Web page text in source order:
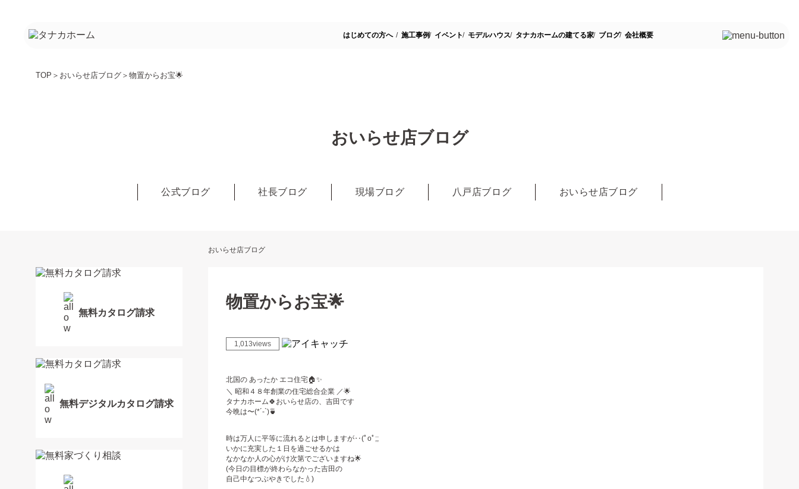
はじめての方へ 施工事例 イベント モデルハウス タナカホームの建てる家 ブログ 会社概要
TOP ＞ おいらせ店ブログ ＞ 物置からお宝🌟
おいらせ店ブログ
公式ブログ 社長ブログ 現場ブログ 八戸店ブログ おいらせ店ブログ
おいらせ店ブログ
無料カタログ請求
無料デジタルカタログ請求
物置からお宝🌟
1,013views
北国の あったか エコ住宅🏠✨
＼ 昭和４８年創業の住宅総合企業 ／🌟
タナカホーム🍀おいらせ店の、吉田です
今晩は〜(*´-`)🍵
時は万人に平等に流れるとは申しますが‥(ﾟoﾟ;;
いかに充実した１日を過ごせるかは
なかなか人の心がけ次第でございますね🌟
(今日の目標が終わらなかった吉田の
自己中なつぶやきでした💧)